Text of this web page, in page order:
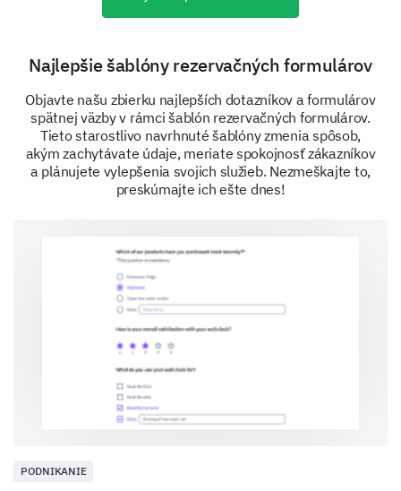
rezervácie?
Ako ľahké je nájsť informácie, ktoré
potrebujete pri rezervácii vozidla?
(1: Veľmi jednoduché až 5: Veľmi ťažké)
Najlepšie šablóny rezervačných formulárov
Objavte našu zbierku najlepších dotazníkov a formulárov
spätnej väzby v rámci šablón rezervačných formulárov.
Tieto starostlivo navrhnuté šablóny zmenia spôsob,
akým zachytávate údaje, meriate spokojnosť zákazníkov
a plánujete vylepšenia svojich služieb. Nezmeškajte to,
preskúmajte ich ešte dnes!
PODNIKANIE